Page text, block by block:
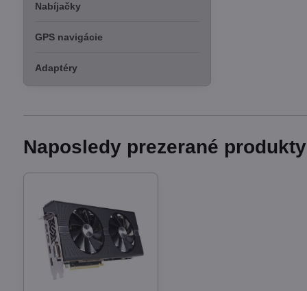
Nabíjačky
GPS navigácie
Adaptéry
Naposledy prezerané produkty